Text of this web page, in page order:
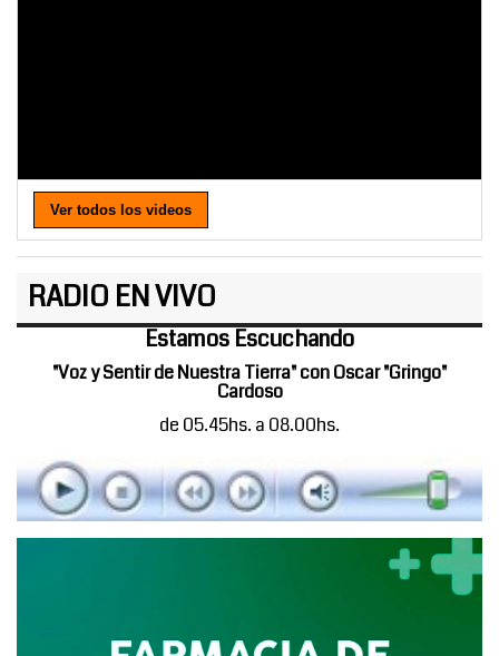
Ver todos los videos
RADIO EN VIVO
Estamos Escuchando
"Voz y Sentir de Nuestra Tierra" con Oscar "Gringo"
Cardoso
de 05.45hs. a 08.00hs.